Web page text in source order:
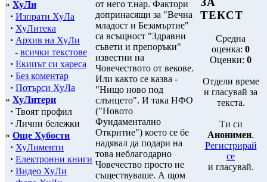
» ХуЛи
· Изпрати ХуЛа
· ХуЛитека
· Архив на ХуЛи
- всички текстове
· Екипът си хареса
· Без коментар
· Потърси ХуЛа
» ХуЛитери
· Твоят профил
· Лични бележки
» Още Хубости
· ХуЛименти
· Електронни книги
· Видео ХуЛи
от него т.нар. Фактори
допринасящи за "Вечна
младост и Безамъртие"
са всъщност "Здравни
съвети и препоръки"
известни на
Човечеството от векове.
Или както се казва -
"Нищо ново под
слънцето". И така НФО
("Новото
Фундаментално
Откритие") което се бе
надявал да подари на
това неблагодарно
Човечество просто не
съществуваше. А щом
ТЕКСТ
Средна
оценка: 0
Оценки: 0
Отдели време
и гласувай за
текста.
Ти си
Анонимен.
Регистрирай
се
и гласувай.